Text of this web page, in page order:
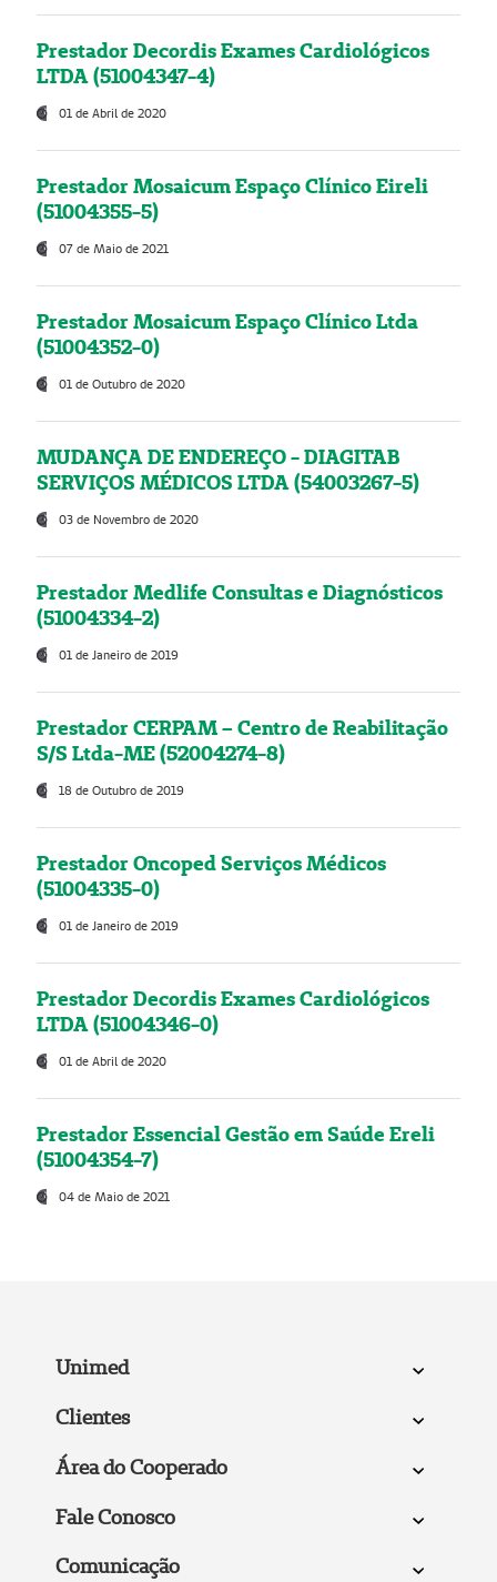
Prestador Decordis Exames Cardiológicos
LTDA (51004347-4)
01 de Abril de 2020
Prestador Mosaicum Espaço Clínico Eireli
(51004355-5)
07 de Maio de 2021
Prestador Mosaicum Espaço Clínico Ltda
(51004352-0)
01 de Outubro de 2020
MUDANÇA DE ENDEREÇO - DIAGITAB
SERVIÇOS MÉDICOS LTDA (54003267-5)
03 de Novembro de 2020
Prestador Medlife Consultas e Diagnósticos
(51004334-2)
01 de Janeiro de 2019
Prestador CERPAM – Centro de Reabilitação
S/S Ltda-ME (52004274-8)
18 de Outubro de 2019
Prestador Oncoped Serviços Médicos
(51004335-0)
01 de Janeiro de 2019
Prestador Decordis Exames Cardiológicos
LTDA (51004346-0)
01 de Abril de 2020
Prestador Essencial Gestão em Saúde Ereli
(51004354-7)
04 de Maio de 2021
Unimed
Clientes
Área do Cooperado
Fale Conosco
Comunicação